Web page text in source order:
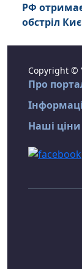
РФ
обстріл
Copyright ©
Про
Наші ціни